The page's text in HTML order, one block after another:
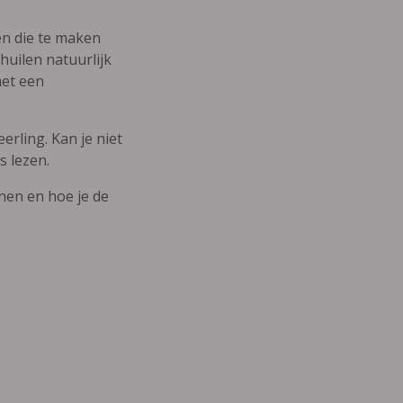
die te maken
natuurlijk
een
Kan je niet
lezen.
en hoe je de